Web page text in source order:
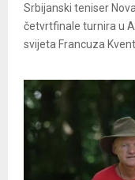
Srbijanski teniser
četvrtfinale turnira u
svijeta Francuza